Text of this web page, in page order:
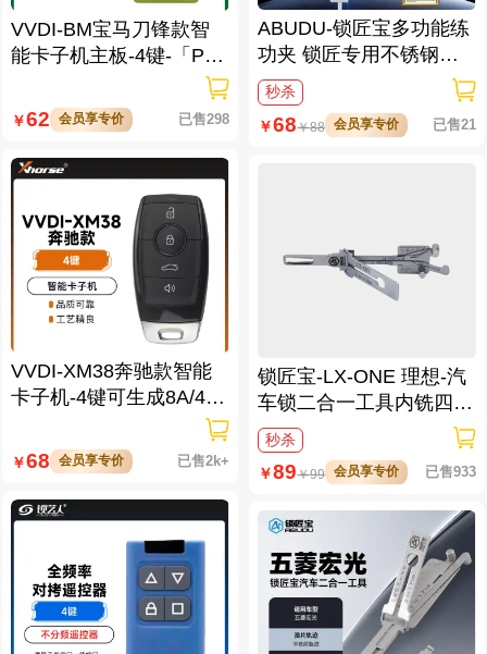
VVDI-BM宝马刀锋款智
能卡子机主板-4键-「PC
￥62 会员享专价 已售298
VVDI-XM38奔驰款智能
卡子机-4键可生成8A/4D/
46/47/49/4A/MQB48/MQ
B49等
￥68 会员享专价 已售2k+
ABUDU-锁匠宝多功能练
功夹 锁匠专用不锈钢练
功夹 锁具架子
秒杀
￥68￥88 会员享专价 已售21
锁匠宝-LX-ONE 理想-汽
车锁二合一工具内铣四轨
迹
秒杀
￥89￥99 会员享专价 已售933